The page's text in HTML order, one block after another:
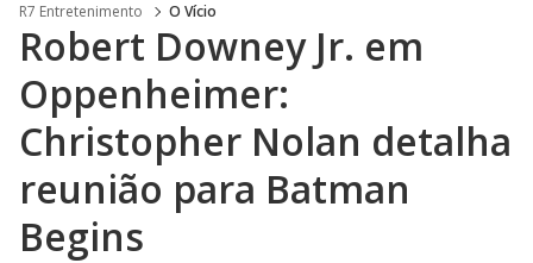
R7 Entretenimento O Vício
Robert Downey Jr. em
Oppenheimer:
Christopher Nolan detalha
reunião para Batman
Begins